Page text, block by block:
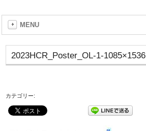
MENU
2023HCR_Poster_OL-1-1085×1536
カテゴリー: